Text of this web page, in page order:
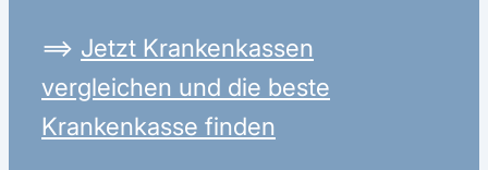
⟹ Jetzt Krankenkassen
vergleichen und die beste
Krankenkasse finden